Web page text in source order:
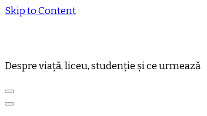
Skip to Content
Despre viață, liceu, studenție și ce urmează